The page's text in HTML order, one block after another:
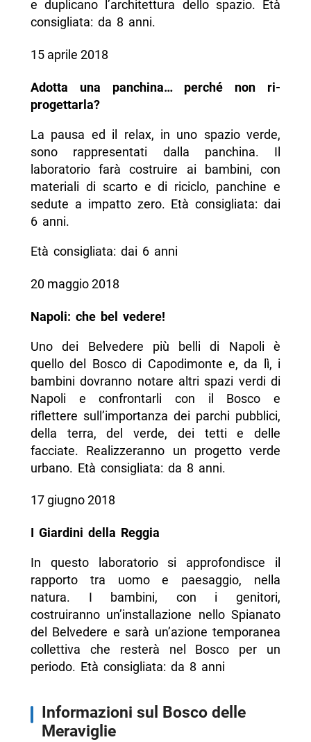
e duplicano l’architettura dello spazio. Età
consigliata: da 8 anni.
15 aprile 2018
Adotta una panchina… perché non ri-
progettarla?
La pausa ed il relax, in uno spazio verde,
sono rappresentati dalla panchina. Il
laboratorio farà costruire ai bambini, con
materiali di scarto e di riciclo, panchine e
sedute a impatto zero. Età consigliata: dai
6 anni.
Età consigliata: dai 6 anni
20 maggio 2018
Napoli: che bel vedere!
Uno dei Belvedere più belli di Napoli è
quello del Bosco di Capodimonte e, da lì, i
bambini dovranno notare altri spazi verdi di
Napoli e confrontarli con il Bosco e
riflettere sull’importanza dei parchi pubblici,
della terra, del verde, dei tetti e delle
facciate. Realizzeranno un progetto verde
urbano. Età consigliata: da 8 anni.
17 giugno 2018
I Giardini della Reggia
In questo laboratorio si approfondisce il
rapporto tra uomo e paesaggio, nella
natura. I bambini, con i genitori,
costruiranno un’installazione nello Spianato
del Belvedere e sarà un’azione temporanea
collettiva che resterà nel Bosco per un
periodo. Età consigliata: da 8 anni
Informazioni sul Bosco delle
Meraviglie